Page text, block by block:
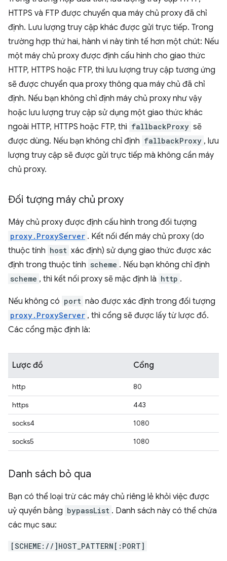
HTTPS và FTP được chuyển qua máy chủ proxy đã chỉ
định. Lưu lượng truy cập khác được gửi trực tiếp. Trong
trường hợp thứ hai, hành vi này tinh tế hơn một chút: Nếu
một máy chủ proxy được định cấu hình cho giao thức
HTTP, HTTPS hoặc FTP, thì lưu lượng truy cập tương ứng
sẽ được chuyển qua proxy thông qua máy chủ đã chỉ
định. Nếu bạn không chỉ định máy chủ proxy như vậy
hoặc lưu lượng truy cập sử dụng một giao thức khác
ngoài HTTP, HTTPS hoặc FTP, thì fallbackProxy sẽ
được dùng. Nếu bạn không chỉ định fallbackProxy , lưu
lượng truy cập sẽ được gửi trực tiếp mà không cần máy
chủ proxy.
Đối tượng máy chủ proxy
Máy chủ proxy được định cấu hình trong đối tượng
proxy.ProxyServer . Kết nối đến máy chủ proxy (do
thuộc tính host xác định) sử dụng giao thức được xác
định trong thuộc tính scheme . Nếu bạn không chỉ định
scheme , thì kết nối proxy sẽ mặc định là http .
Nếu không có port nào được xác định trong đối tượng
proxy.ProxyServer , thì cổng sẽ được lấy từ lược đồ.
Các cổng mặc định là:
Lược đồ Cổng
http
80
https
443
socks4
1080
socks5
1080
Danh sách bỏ qua
Bạn có thể loại trừ các máy chủ riêng lẻ khỏi việc được
uỷ quyền bằng bypassList . Danh sách này có thể chứa
các mục sau:
[SCHEME://]HOST_PATTERN[:PORT]